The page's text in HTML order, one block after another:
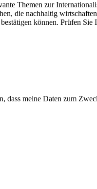
Themen zur
die nachhaltig
können. Prüfen Sie
dass meine Daten zum